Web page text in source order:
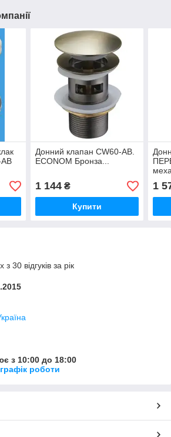
Донний клапан CW60-AB.
ECONOM Бронза...
1 144₴
Купити
1
30 відгуків за рік
з 10:00 до 18:00
роботи